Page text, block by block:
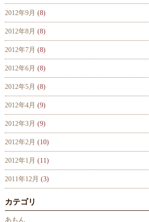
2012年9月 (8)
2012年8月 (8)
2012年7月 (8)
2012年6月 (8)
2012年5月 (8)
2012年4月 (9)
2012年3月 (9)
2012年2月 (10)
2012年1月 (11)
2011年12月 (3)
カテゴリ
あもん